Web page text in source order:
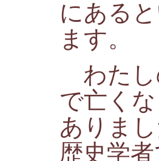
にある
ます。
わたし
で亡く
ありま
歴史学